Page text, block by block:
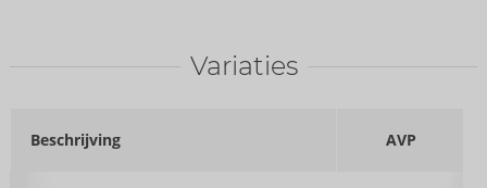
Variaties
Beschrijving AVP